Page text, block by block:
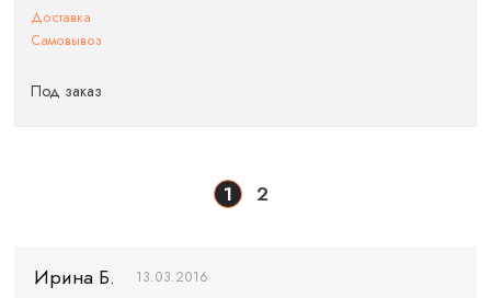
Доставка
Самовывоз
Под заказ
1 2
Ирина Б. 13.03.2016